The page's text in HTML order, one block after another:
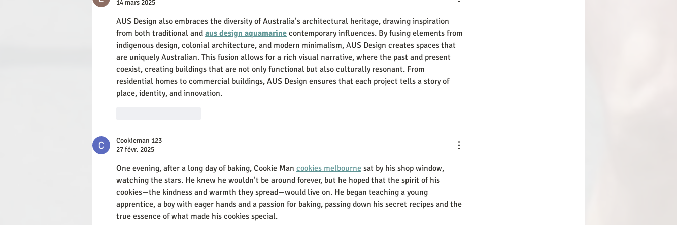
14 mars 2025
AUS Design also embraces the diversity of Australia’s architectural heritage, drawing inspiration
from both traditional and aus design aquamarine contemporary influences. By fusing elements from
indigenous design, colonial architecture, and modern minimalism, AUS Design creates spaces that
are uniquely Australian. This fusion allows for a rich visual narrative, where the past and present
coexist, creating buildings that are not only functional but also culturally resonant. From
residential homes to commercial buildings, AUS Design ensures that each project tells a story of
place, identity, and innovation.
Cookieman 123
27 févr. 2025
One evening, after a long day of baking, Cookie Man cookies melbourne sat by his shop window,
watching the stars. He knew he wouldn’t be around forever, but he hoped that the spirit of his
cookies—the kindness and warmth they spread—would live on. He began teaching a young
apprentice, a boy with eager hands and a passion for baking, passing down his secret recipes and the
true essence of what made his cookies special.